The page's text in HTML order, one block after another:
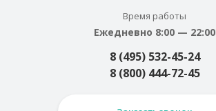
Время работы
Ежедневно 8:00 — 22:00
8 (495) 532-45-24
8 (800) 444-72-45